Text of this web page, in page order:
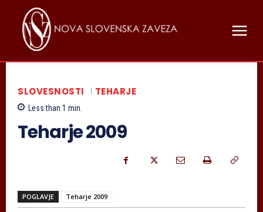
SLOVESNOSTI TEHARJE
Less than 1 min.
Teharje 2009
POGLAVJE Teharje 2009